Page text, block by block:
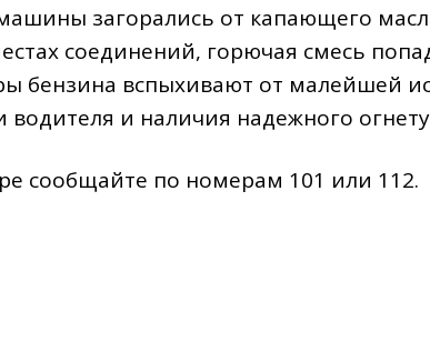
загорались от капающего
соединений, горючая смесь
бензина вспыхивают от малейшей
водителя и наличия надежного
сообщайте по номерам 101 или 112.